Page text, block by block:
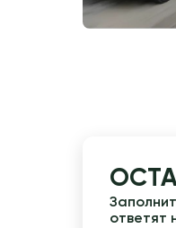
ответят